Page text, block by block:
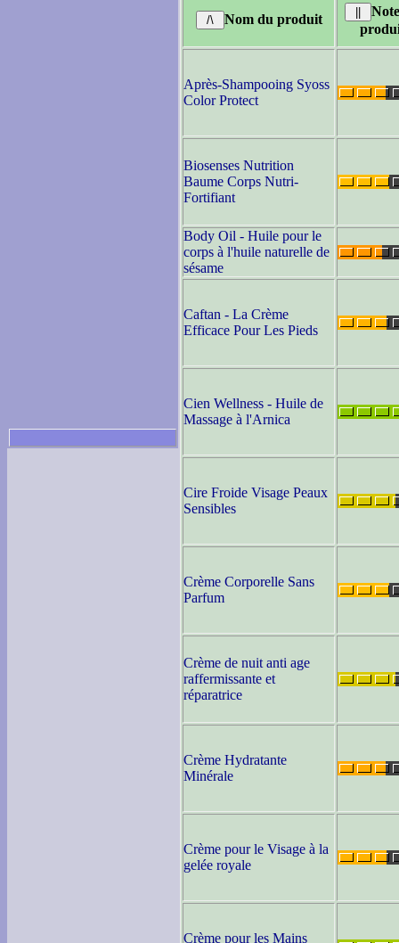
Nom du produit
Après-Shampooing Syoss
Color Protect
Biosenses Nutrition
Baume Corps Nutri-
Fortifiant
Body Oil - Huile pour le
corps à l'huile naturelle de
sésame
Caftan - La Crème
Efficace Pour Les Pieds
Cien Wellness - Huile de
Massage à l'Arnica
Cire Froide Visage Peaux
Sensibles
Crème Corporelle Sans
Parfum
Crème de nuit anti age
raffermissante et
réparatrice
Crème Hydratante
Minérale
Crème pour le Visage à la
gelée royale
Crème pour les Mains